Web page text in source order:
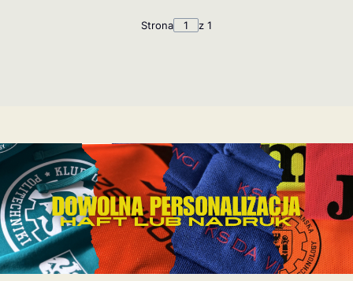
Strona z 1